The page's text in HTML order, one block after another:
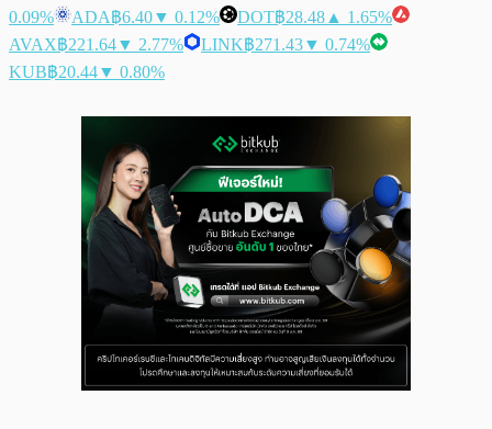
0.09%
ADA฿6.40▼ 0.12% DOT฿28.48 ▲ 1.65%
AVAX฿221.64▼ 2.77% LINK฿271.43▼ 0.74%
KUB฿20.44▼ 0.80%